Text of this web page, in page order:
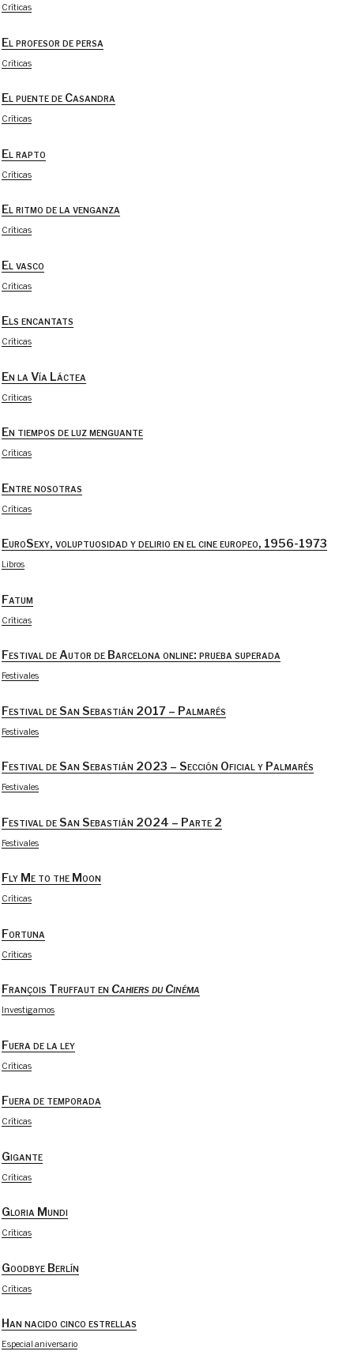
Críticas
El profesor de persa
Críticas
El puente de Casandra
Críticas
El rapto
Críticas
El ritmo de la venganza
Críticas
El vasco
Críticas
Els encantats
Críticas
En la Vía Láctea
Críticas
En tiempos de luz menguante
Críticas
Entre nosotras
Críticas
EuroSexy, voluptuosidad y delirio en el cine europeo, 1956-1973
Libros
Fatum
Críticas
Festival de Autor de Barcelona online: prueba superada
Festivales
Festival de San Sebastián 2017 – Palmarés
Festivales
Festival de San Sebastián 2023 – Sección Oficial y Palmarés
Festivales
Festival de San Sebastián 2024 – Parte 2
Festivales
Fly Me to the Moon
Críticas
Fortuna
Críticas
François Truffaut en Cahiers du Cinéma
Investigamos
Fuera de la ley
Críticas
Fuera de temporada
Críticas
Gigante
Críticas
Gloria Mundi
Críticas
Goodbye Berlín
Críticas
Han nacido cinco estrellas
Especial aniversario